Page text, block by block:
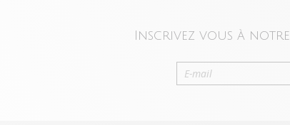
Inscrivez vous à notre